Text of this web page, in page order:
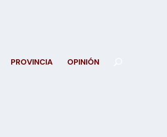
PROVINCIA OPINIÓN